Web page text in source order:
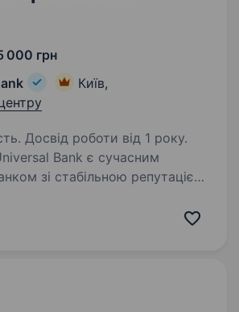
000 грн
Київ,
Досвід роботи від 1 року.
зі стабільною репутацією
проекту monobank ,